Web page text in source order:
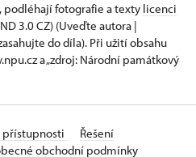
podléhají fotografie a texty licenci
3.0 CZ) (Uveďte autora |
do díla). Při užití obsahu
a „zdroj: Národní památkový
přístupnosti
Řešení
obchodní podmínky